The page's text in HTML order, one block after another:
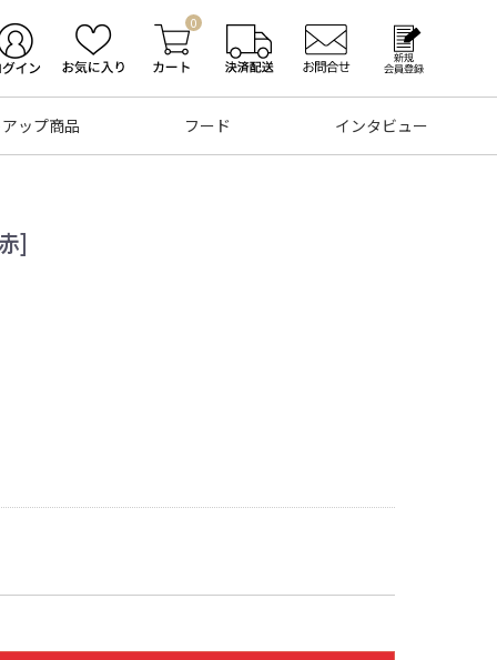
0
ップ商品 フード インタビュー
]